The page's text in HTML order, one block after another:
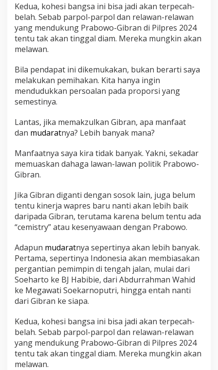
Kedua, kohesi bangsa ini bisa jadi akan terpecah-
belah. Sebab parpol-parpol dan relawan-relawan
yang mendukung Prabowo-Gibran di Pilpres 2024
tentu tak akan tinggal diam. Mereka mungkin akan
melawan.
Bila pendapat ini dikemukakan, bukan berarti saya
melakukan pemihakan. Kita hanya ingin
mendudukkan persoalan pada proporsi yang
semestinya.
Lantas, jika memakzulkan Gibran, apa manfaat
dan mudaratnya? Lebih banyak mana?
Manfaatnya saya kira tidak banyak. Yakni, sekadar
memuaskan dahaga lawan-lawan politik Prabowo-
Gibran.
Jika Gibran diganti dengan sosok lain, juga belum
tentu kinerja wapres baru nanti akan lebih baik
daripada Gibran, terutama karena belum tentu ada
“cemistry” atau kesenyawaan dengan Prabowo.
Adapun mudaratnya sepertinya akan lebih banyak.
Pertama, sepertinya Indonesia akan membiasakan
pergantian pemimpin di tengah jalan, mulai dari
Soeharto ke BJ Habibie, dari Abdurrahman Wahid
ke Megawati Soekarnoputri, hingga entah nanti
dari Gibran ke siapa.
Kedua, kohesi bangsa ini bisa jadi akan terpecah-
belah. Sebab parpol-parpol dan relawan-relawan
yang mendukung Prabowo-Gibran di Pilpres 2024
tentu tak akan tinggal diam. Mereka mungkin akan
melawan.